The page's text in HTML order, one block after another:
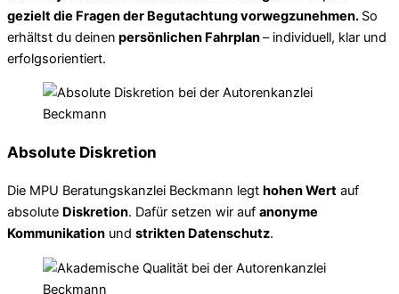
gezielt die Fragen der Begutachtung vorwegzunehmen. So
erhältst du deinen persönlichen Fahrplan– individuell, klar und
erfolgsorientiert.
Absolute Diskretion
Die MPU Beratungskanzlei Beckmann legt hohen Wert auf
absolute Diskretion. Dafür setzen wir auf anonyme
Kommunikation und strikten Datenschutz.